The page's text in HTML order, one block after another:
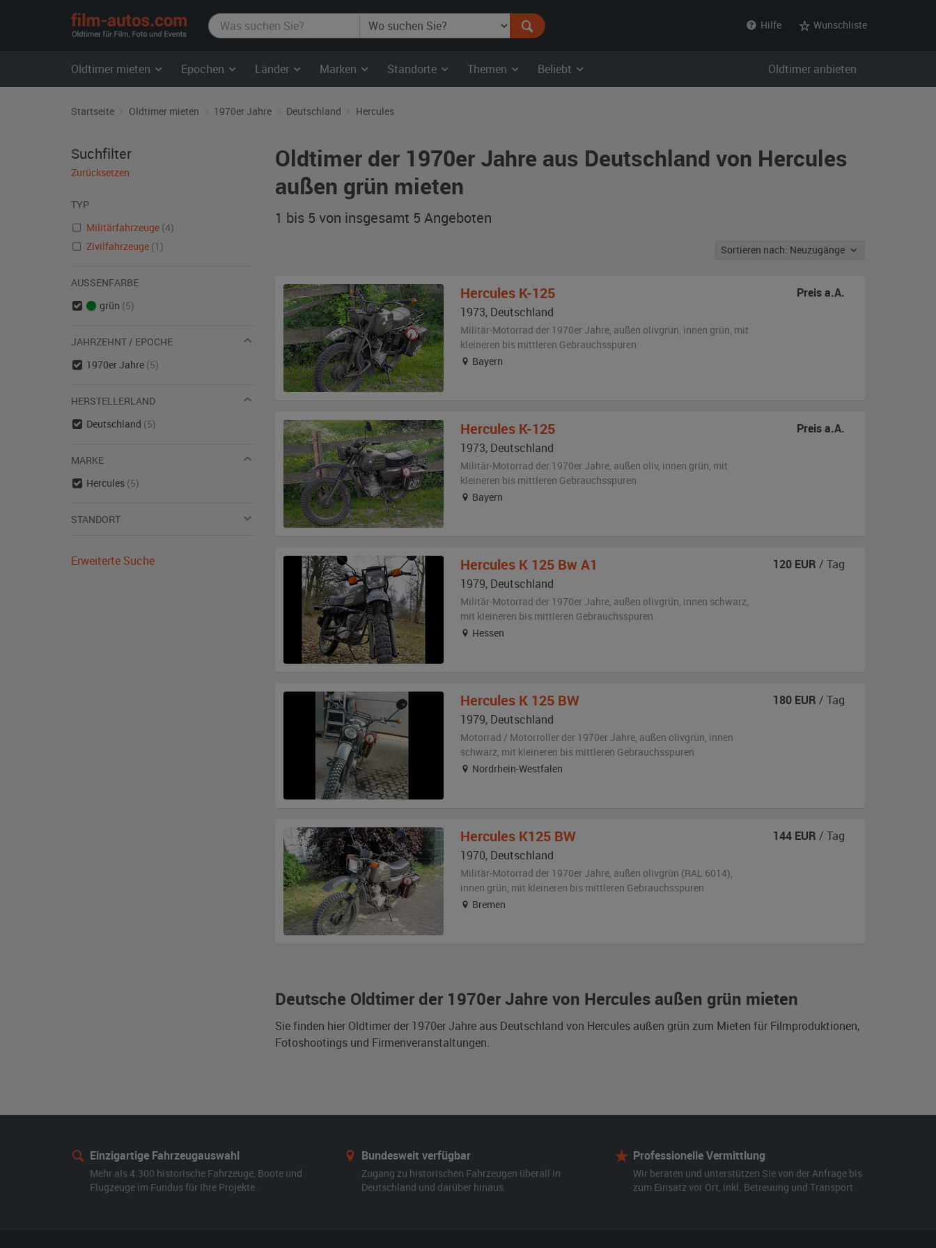
film-
autos.com
Hilfe Wunschliste
Oldtimer mieten Epochen Länder Marken Standorte Themen Beliebt Oldtimer anbieten
Startseite Oldtimer mieten 1970er Jahre Deutschland Hercules
Oldtimer der 1970er Jahre aus Deutschland von Hercules
außen grün mieten
1 bis 5 von insgesamt 5 Angeboten
Sortieren nach: Neuzugänge
Deutsche Oldtimer der 1970er Jahre von Hercules außen grün mieten
Sie finden hier Oldtimer der 1970er Jahre aus Deutschland von Hercules außen grün zum Mieten für Filmproduktionen,
Fotoshootings und Firmenveranstaltungen.
Hercules K-125
1973, Deutschland
Militär-Motorrad der 1970er Jahre, außen olivgrün, innen grün, mit
kleineren bis mittleren Gebrauchsspuren
Bayern
Preis a.A.
Hercules K-125
1973, Deutschland
Militär-Motorrad der 1970er Jahre, außen oliv, innen grün, mit
kleineren bis mittleren Gebrauchsspuren
Bayern
Preis a.A.
Hercules K 125 Bw A1
1979, Deutschland
Militär-Motorrad der 1970er Jahre, außen olivgrün, innen schwarz,
mit kleineren bis mittleren Gebrauchsspuren
Hessen
120 EUR / Tag
Hercules K 125 BW
1979, Deutschland
Motorrad / Motorroller der 1970er Jahre, außen olivgrün, innen
schwarz, mit kleineren bis mittleren Gebrauchsspuren
Nordrhein-Westfalen
180 EUR / Tag
Hercules K125 BW
1970, Deutschland
Militär-Motorrad der 1970er Jahre, außen olivgrün (RAL 6014),
innen grün, mit kleineren bis mittleren Gebrauchsspuren
Bremen
144 EUR / Tag
Suchfilter
Zurücksetzen
TYP
Militärfahrzeuge (4)
Zivilfahrzeuge (1)
AUSSENFARBE
grün (5)
JAHRZEHNT / EPOCHE
1970er Jahre (5)
HERSTELLERLAND
Deutschland (5)
MARKE
Hercules (5)
STANDORT
Erweiterte Suche
Einzigartige Fahrzeugauswahl
Mehr als 4.300 historische Fahrzeuge, Boote und
Flugzeuge im Fundus für Ihre Projekte.
Bundesweit verfügbar
Zugang zu historischen Fahrzeugen überall in
Deutschland und darüber hinaus.
Professionelle Vermittlung
Wir beraten und unterstützen Sie von der Anfrage bis
zum Einsatz vor Ort, inkl. Betreuung und Transport.